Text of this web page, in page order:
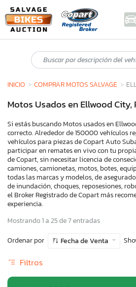
INICIO COMPRAR MOTOS SALVAGE
Motos Usados en Ellwood City,
Si estás buscando Motos usados en
correcto. Alrededor de 150000 vehículos
vehículos para piezas de Copart Auto
participar en remates en vivo con tu
de Copart, sin necesitar licencia de
camiones, camionetas, motos, botes,
todas las marcas y modelos, de
de inundación, choques, reposesiones,
el Broker Registrado de Copart más
experiencia.
Mostrando 1 a 25 de 7 entradas
Ordenar por
Fecha de Venta
Filtros